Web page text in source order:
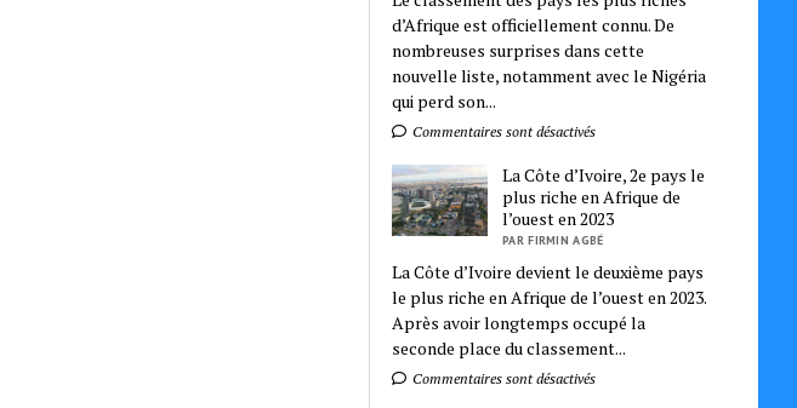
d’Afrique est officiellement connu. De
nombreuses surprises dans cette
nouvelle liste, notamment avec le Nigéria
qui perd son...
Commentaires sont désactivés
La Côte d’Ivoire, 2e pays le
plus riche en Afrique de
l’ouest en 2023
PAR FIRMIN AGBÉ
La Côte d’Ivoire devient le deuxième pays
le plus riche en Afrique de l’ouest en 2023.
Après avoir longtemps occupé la
seconde place du classement...
Commentaires sont désactivés